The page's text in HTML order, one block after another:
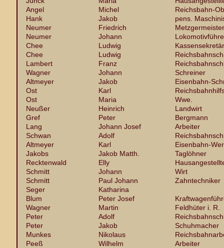
Angel
Michel
Reichsbahn-
Hank
Jakob
pens.
Neumer
Friedrich
Metzgermeister
Neumer
Johann
Chee
Ludwig
Kassensekretär
Chee
Ludwig
Lambert
Franz
Wagner
Johann
Schreiner
Altmeyer
Jakob
Eisenbahn-
Ost
Karl
Ost
Maria
Wwe.
Neußer
Heinrich
Landwirt
Gref
Peter
Bergmann
Lang
Johann Josef
Arbeiter
Schwan
Adolf
Altmeyer
Karl
Eisenbahn-
Jakobs
Jakob Matth.
Taglöhner
Recktenwald
Elly
Schmitt
Johann
Wirt
Schmitt
Paul Johann
Zahntechniker
Seger
Katharina
Blum
Peter Josef
Wagner
Martin
Feldhüter i. R.
Peter
Adolf
Peter
Jakob
Schuhmacher
Munkes
Nikolaus
Peeß
Wilhelm
Arbeiter